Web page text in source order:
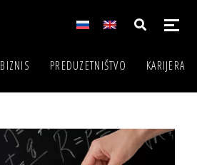
BIZNIS PREDUZETNIŠTVO KARIJERA